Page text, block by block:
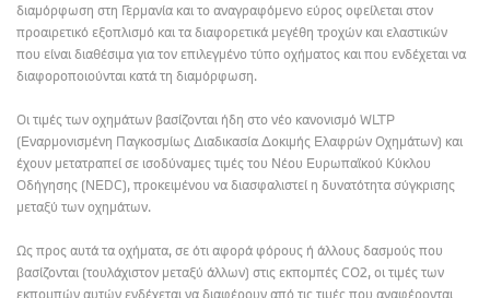
διαμόρφωση στη Γερμανία και το αναγραφόμενο εύρος οφείλεται στον
προαιρετικό εξοπλισμό και τα διαφορετικά μεγέθη τροχών και ελαστικών
που είναι διαθέσιμα για τον επιλεγμένο τύπο οχήματος και που ενδέχεται να
διαφοροποιούνται κατά τη διαμόρφωση.
Οι τιμές των οχημάτων βασίζονται ήδη στο νέο κανονισμό WLTP
(Εναρμονισμένη Παγκοσμίως Διαδικασία Δοκιμής Ελαφρών Οχημάτων) και
έχουν μετατραπεί σε ισοδύναμες τιμές του Νέου Ευρωπαϊκού Κύκλου
Οδήγησης (NEDC), προκειμένου να διασφαλιστεί η δυνατότητα σύγκρισης
μεταξύ των οχημάτων.
Ως προς αυτά τα οχήματα, σε ότι αφορά φόρους ή άλλους δασμούς που
βασίζονται (τουλάχιστον μεταξύ άλλων) στις εκπομπές CO2, οι τιμές των
εκπομπών αυτών ενδέχεται να διαφέρουν από τις τιμές που αναφέρονται